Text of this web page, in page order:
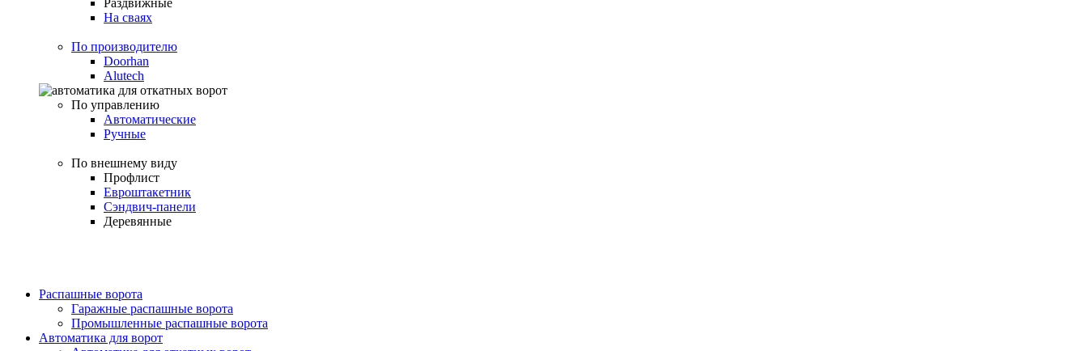
На сваях
По производителю
Doorhan
Alutech
По управлению
Автоматические
Ручные
По внешнему виду
Профлист
Евроштакетник
Сэндвич-панели
Деревянные
Распашные ворота
Гаражные распашные ворота
Промышленные распашные ворота
Автоматика для ворот